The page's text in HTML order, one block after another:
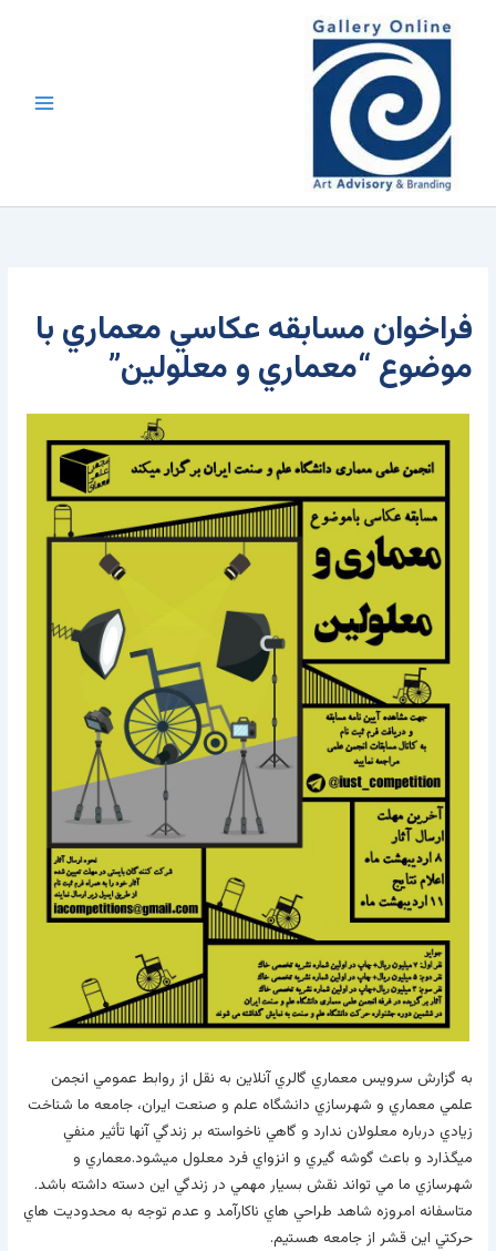
فراخوان مسابقه عکاسي معماري با
موضوع “معماري و معلولين”
به گزارش سرويس معماري گالري آنلاين به نقل از روابط عمومي انجمن
علمي معماري و شهرسازي دانشگاه علم و صنعت ايران، جامعه ما شناخت
زيادي درباره معلولان ندارد و گاهي ناخواسته بر زندگي آنها تأثير منفي
ميگذارد و باعث گوشه گيري و انزواي فرد معلول ميشود.معماري و
شهرسازي ما مي تواند نقش بسيار مهمي در زندگي اين دسته داشته باشد.
متاسفانه امروزه شاهد طراحي هاي ناکارآمد و عدم توجه به محدوديت هاي
حرکتي اين قشر از جامعه هستيم.